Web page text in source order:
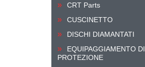
CRT Parts
CUSCINETTO
DISCHI DIAMANTATI
EQUIPAGGIAMENTO DI
PROTEZIONE